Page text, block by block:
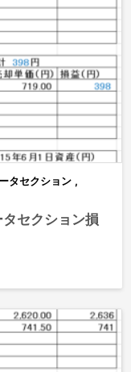
タセクション ,
セクション損